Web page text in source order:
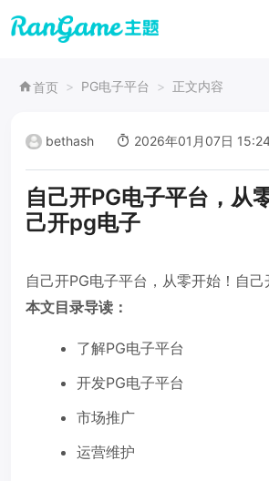
首页 PG电子平台 正文内容
bethash 2026年01月07日
自己开PG电子平台，从
己开pg电子
自己开PG电子平台，从零开始！自己
本文目录导读：
了解PG电子平台
开发PG电子平台
市场推广
运营维护